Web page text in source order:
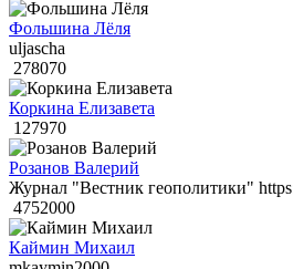
Фольшина Лёля
uljascha
278070
Коркина Елизавета
127970
Розанов Валерий
Журнал "Вестник геополитики"
4752000
Каймин Михаил